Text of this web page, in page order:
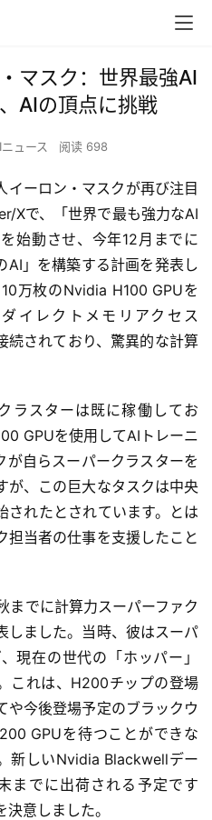
マスク：世界最強AI
AIの頂点に挑戦
ュース 阅读 698
イーロン・マスクが再び注目
Xで、「世界で最も強力なAI
始動させ、今年12月までに
AI」を構築する計画を発表し
万枚のNvidia H100 GPUを
イレクトメモリアクセス
続されており、驚異的な計算
ラスターは既に稼働してお
GPUを使用してAIトレーニ
が自らスーパークラスターを
が、この巨大なタスクは中央
れたとされています。とは
担当者の仕事を支援したこと
でに計算力スーパーファク
しました。当時、彼はスーパ
現在の世代の「ホッパー」
これは、H200チップの登場
や今後登場予定のブラックウ
GPUを待つことができな
新しいNvidia Blackwellデー
までに出荷される予定です
意しました。